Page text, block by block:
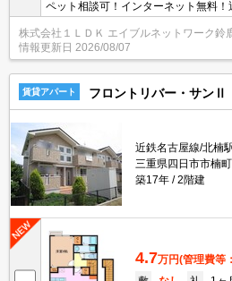
ペット相談可！インターネット無料！
分！追い焚き・エアコンなど設備充実
株式会社１ＬＤＫ エイブルネットワーク鈴
情報更新日 2026/08/07
賃貸アパート フロントリバー・サンⅡ
近鉄名古屋線/北楠
三重県四日市市楠
築17年
2階建
4.7万円(管理費等